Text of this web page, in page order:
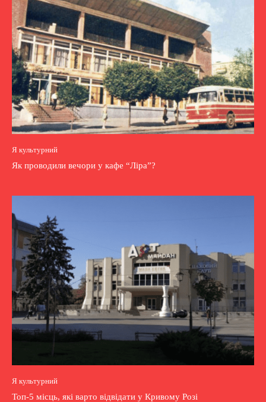
Я культурний
Як проводили вечори у кафе “Ліра”?
Я культурний
Топ-5 місць, які варто відвідати у Кривому Розі